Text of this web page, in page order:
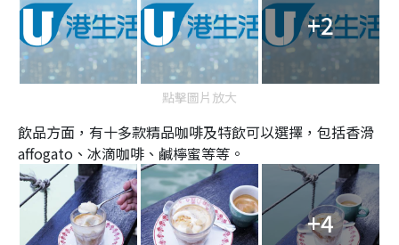
+2
點擊圖片放大
飲品方面，有十多款精品咖啡及特飲可以選擇，包括香滑
affogato、冰滴咖啡、鹹檸蜜等等。
+4